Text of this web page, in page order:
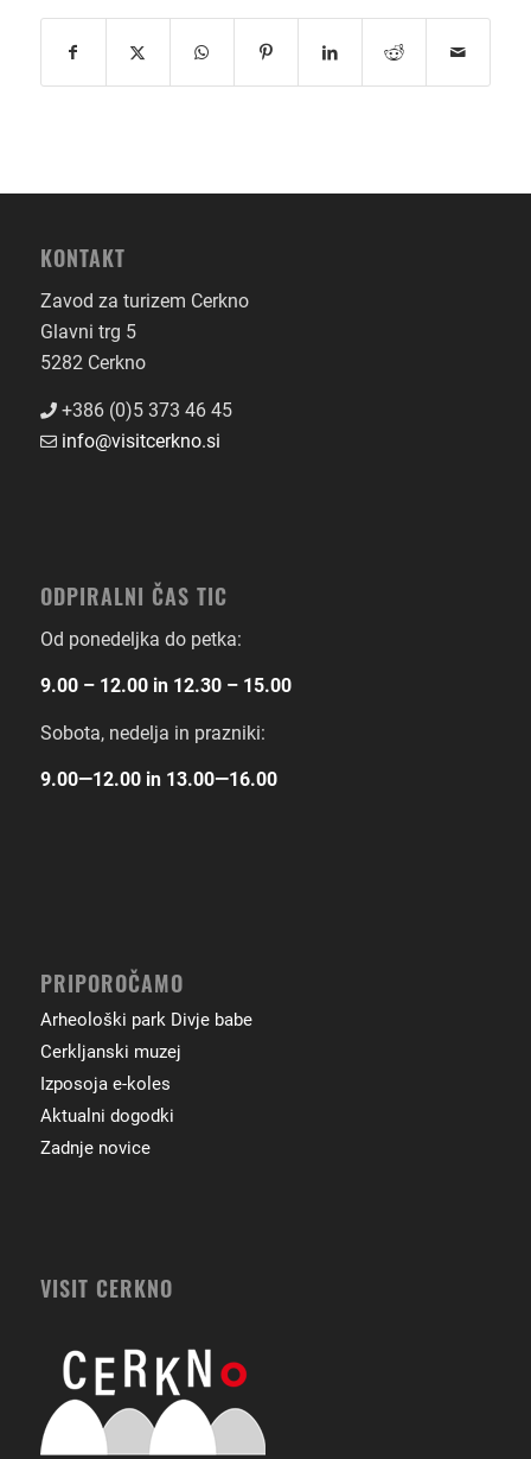
KONTAKT
Zavod za turizem Cerkno
Glavni trg 5
5282 Cerkno
+386 (0)5 373 46 45
info@visitcerkno.si
ODPIRALNI ČAS TIC
Od ponedeljka do petka:
9.00 – 12.00 in 12.30 – 15.00
Sobota, nedelja in prazniki:
9.00―12.00 in 13.00―16.00
PRIPOROČAMO
Arheološki park Divje babe
Cerkljanski muzej
Izposoja e-koles
Aktualni dogodki
Zadnje novice
VISIT CERKNO